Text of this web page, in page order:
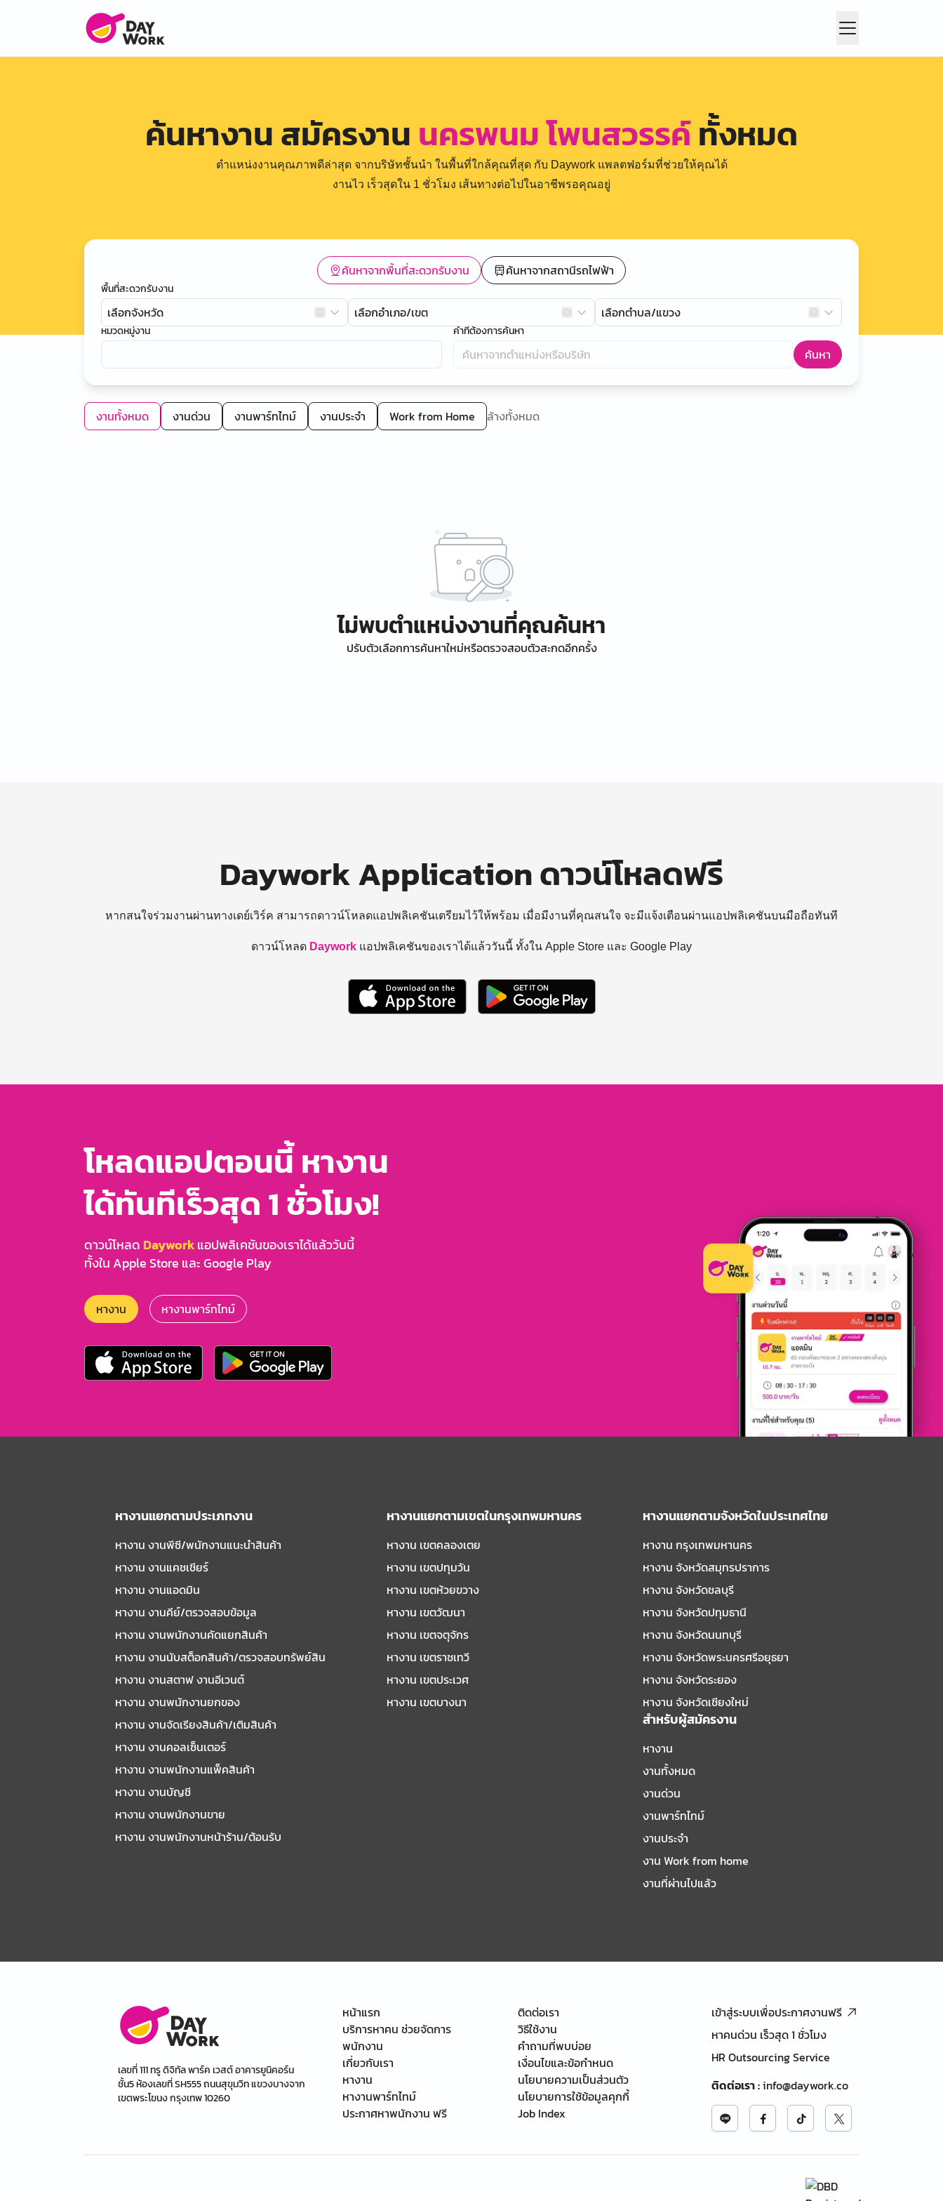
ค้นหางาน สมัครงาน นครพนม โพนสวรรค์ทั้งหมด
ตำแหน่งงานคุณภาพดีล่าสุด จากบริษัทชั้นนำ ในพื้นที่ใกล้คุณที่สุด กับ Daywork แพลตฟอร์มที่ช่วยให้คุณได้
งานไว เร็วสุดใน 1 ชั่วโมง เส้นทางต่อไปในอาชีพรอคุณอยู่
ค้นหาจากพื้นที่สะดวกรับงาน ค้นหาจากสถานีรถไฟฟ้า
พื้นที่สะดวกรับงาน
เลือกจังหวัด เลือกอำเภอ/เขต เลือกตำบล/แขวง
หมวดหมู่งาน คำที่ต้องการค้นหา
ค้นหา
งานทั้งหมด งานด่วน งานพาร์ทไทม์ งานประจำ Work from Home ล้างทั้งหมด
ไม่พบตำแหน่งงานที่คุณค้นหา
ปรับตัวเลือกการค้นหาใหม่หรือตรวจสอบตัวสะกดอีกครั้ง
Daywork Application ดาวน์โหลดฟรี
หากสนใจร่วมงานผ่านทางเดย์เวิร์ค สามารถดาวน์โหลดแอปพลิเคชันเตรียมไว้ให้พร้อม เมื่อมีงานที่คุณสนใจ จะมีแจ้งเตือนผ่านแอปพลิเคชันบนมือถือทันที
ดาวน์โหลด Daywork แอปพลิเคชันของเราได้แล้ววันนี้ ทั้งใน Apple Store และ Google Play
โหลดแอปตอนนี้ หางาน
ได้ทันทีเร็วสุด 1 ชั่วโมง!
ดาวน์โหลด Dayworkแอปพลิเคชันของเราได้แล้ววันนี้
ทั้งใน Apple Store และ Google Play
หางาน หางานพาร์ทไทม์
หางานแยกตามประเภทงาน
หางาน งานพีซี/พนักงานแนะนําสินค้า
หางาน งานแคชเชียร์
หางาน งานแอดมิน
หางาน งานคีย์/ตรวจสอบข้อมูล
หางาน งานพนักงานคัดแยกสินค้า
หางาน งานนับสต็อกสินค้า/ตรวจสอบทรัพย์สิน
หางาน งานสตาฟ งานอีเวนต์
หางาน งานพนักงานยกของ
หางาน งานจัดเรียงสินค้า/เติมสินค้า
หางาน งานคอลเซ็นเตอร์
หางาน งานพนักงานแพ็คสินค้า
หางาน งานบัญชี
หางาน งานพนักงานขาย
หางาน งานพนักงานหน้าร้าน/ต้อนรับ
หางานแยกตามเขตในกรุงเทพมหานคร
หางาน เขตคลองเตย
หางาน เขตปทุมวัน
หางาน เขตห้วยขวาง
หางาน เขตวัฒนา
หางาน เขตจตุจักร
หางาน เขตราชเทวี
หางาน เขตประเวศ
หางาน เขตบางนา
หางานแยกตามจังหวัดในประเทศไทย
หางาน กรุงเทพมหานคร
หางาน จังหวัดสมุทรปราการ
หางาน จังหวัดชลบุรี
หางาน จังหวัดปทุมธานี
หางาน จังหวัดนนทบุรี
หางาน จังหวัดพระนครศรีอยุธยา
หางาน จังหวัดระยอง
หางาน จังหวัดเชียงใหม่
สำหรับผู้สมัครงาน
หางาน
งานทั้งหมด
งานด่วน
งานพาร์ทไทม์
งานประจำ
งาน Work from home
งานที่ผ่านไปแล้ว
เลขที่ 111 ทรู ดิจิทัล พาร์ค เวสต์ อาคารยูนิคอร์น
ชั้น5 ห้องเลขที่ SH555 ถนนสุขุมวิท แขวงบางจาก
เขตพระโขนง กรุงเทพ 10260
หน้าแรก
บริการหาคน ช่วยจัดการ
พนักงาน
เกี่ยวกับเรา
หางาน
หางานพาร์ทไทม์
ประกาศหาพนักงาน ฟรี
ติดต่อเรา
วิธีใช้งาน
คำถามที่พบบ่อย
เงื่อนไขและข้อกำหนด
นโยบายความเป็นส่วนตัว
นโยบายการใช้ข้อมูลคุกกี้
Job Index
เข้าสู่ระบบเพื่อประกาศงานฟรี
หาคนด่วน เร็วสุด 1 ชั่วโมง
HR Outsourcing Service
ติดต่อเรา:info@daywork.co